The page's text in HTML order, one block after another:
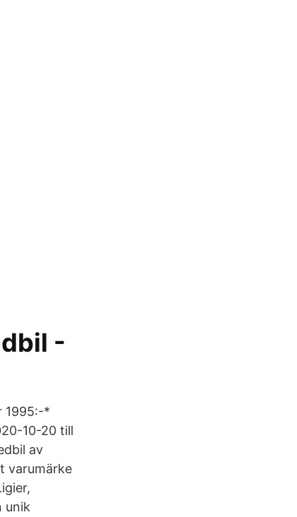
-
1995:-*
10-20 till
av
varumärke
unik